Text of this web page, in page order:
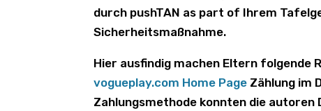
durch pushTAN as part of Ihrem
Sicherheitsmaßnahme.
Hier ausfindig machen Eltern folgende
vogueplay.com Home Page Zählung im
Zahlungsmethode konnten die autoren